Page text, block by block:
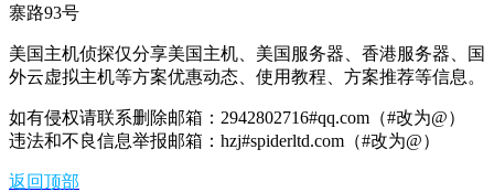
寨路93号
美国主机侦探仅分享美国主机、美国服务器、香港服务器、国
外云虚拟主机等方案优惠动态、使用教程、方案推荐等信息。
如有侵权请联系删除邮箱：2942802716#qq.com（#改为@）
违法和不良信息举报邮箱：hzj#spiderltd.com（#改为@）
返回顶部